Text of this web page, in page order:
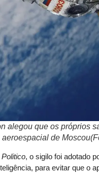
alegou que os próprios
de
Politico, o sigilo foi adotado
para evitar que o